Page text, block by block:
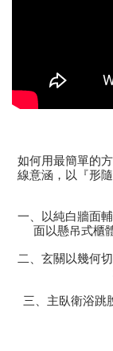
如何用最簡單的
線意涵，以『形
一、以純白牆面
面以懸吊式櫃
二、玄關以幾何
三、主臥衛浴跳